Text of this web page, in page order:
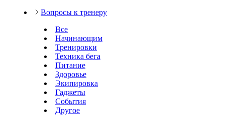
Вопросы к тренеру
Все
Начинающим
Тренировки
Техника бега
Питание
Здоровье
Экипировка
Гаджеты
События
Другое